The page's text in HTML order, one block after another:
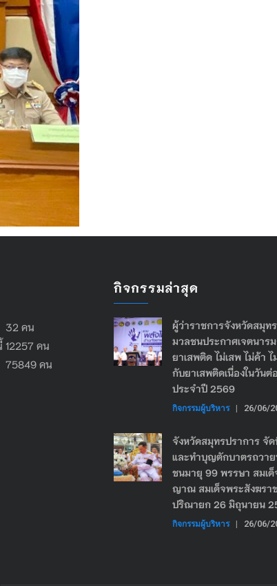
32 คน
12257 คน
คน
กิจกรรมล่าสุด
ผู้ว่าราชการจังหวัดสมุท
มวลชนประกาศเจตนาร
ยาเสพติด ไม่เสพ ไม่ค้า
กับยาเสพติดเนื่องในวัน
ประจำปี 2569
กิจกรรมผู้บริหาร | 26/06/
จังหวัดสมุทรปราการ จั
และทำบุญตักบาตรถวา
ชนมายุ 99 พรรษา สมเ
ญาณ สมเด็จพระสังฆรา
ปริณายก 26 มิถุนายน
กิจกรรมผู้บริหาร | 26/06/